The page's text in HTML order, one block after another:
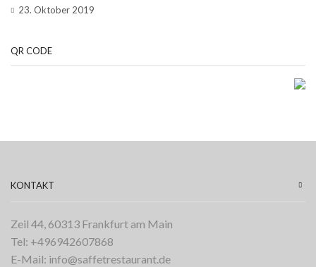
23. Oktober 2019
QR CODE
KONTAKT
Zeil 44, 60313 Frankfurt am Main
Tel: +496942607868
E-Mail: info@saffetrestaurant.de